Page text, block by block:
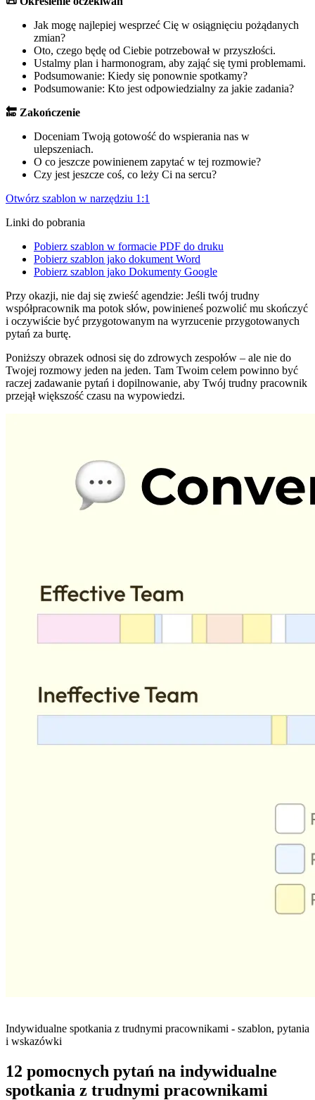
Jak mogę najlepiej wesprzeć Cię w osiągnięciu pożądanych
zmian?
Oto, czego będę od Ciebie potrzebował w przyszłości.
Ustalmy plan i harmonogram, aby zająć się tymi problemami.
Podsumowanie: Kiedy się ponownie spotkamy?
Podsumowanie: Kto jest odpowiedzialny za jakie zadania?
🔚 Zakończenie
Doceniam Twoją gotowość do wspierania nas w
ulepszeniach.
O co jeszcze powinienem zapytać w tej rozmowie?
Czy jest jeszcze coś, co leży Ci na sercu?
Otwórz szablon w narzędziu 1:1
Linki do pobrania
Pobierz szablon w formacie PDF do druku
Pobierz szablon jako dokument Word
Pobierz szablon jako Dokumenty Google
Przy okazji, nie daj się zwieść agendzie: Jeśli twój trudny
współpracownik ma potok słów, powinieneś pozwolić mu skończyć
i oczywiście być przygotowanym na wyrzucenie przygotowanych
pytań za burtę.
Poniższy obrazek odnosi się do zdrowych zespołów – ale nie do
Twojej rozmowy jeden na jeden. Tam Twoim celem powinno być
raczej zadawanie pytań i dopilnowanie, aby Twój trudny pracownik
przejął większość czasu na wypowiedzi.
Indywidualne spotkania z trudnymi pracownikami - szablon, pytania
i wskazówki
12 pomocnych pytań na indywidualne
spotkania z trudnymi pracownikami